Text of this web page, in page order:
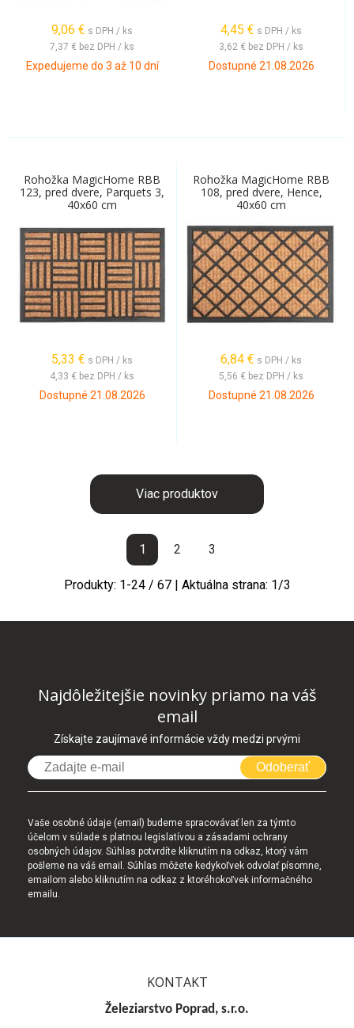
9,06 € s DPH / ks
7,37 € bez DPH / ks
Expedujeme do 3 až 10 dní
4,45 € s DPH / ks
3,62 € bez DPH / ks
Dostupné 21.08.2026
Rohožka MagicHome RBB
123, pred dvere, Parquets 3,
40x60 cm
5,33 € s DPH / ks
4,33 € bez DPH / ks
Dostupné 21.08.2026
Rohožka MagicHome RBB
108, pred dvere, Hence,
40x60 cm
6,84 € s DPH / ks
5,56 € bez DPH / ks
Dostupné 21.08.2026
Viac produktov
1 2 3
Produkty: 1-24/ 67| Aktuálna strana: 1/3
Najdôležitejšie novinky priamo na váš
email
Získajte zaujímavé informácie vždy medzi prvými
Odoberať
Vaše osobné údaje (email) budeme spracovávať len za týmto
účelom v súlade s platnou legislatívou a zásadami ochrany
osobných údajov. Súhlas potvrdíte kliknutím na odkaz, ktorý vám
pošleme na váš email. Súhlas môžete kedykoľvek odvolať písomne,
emailom alebo kliknutím na odkaz z ktoréhokoľvek informačného
emailu.
KONTAKT
Železiarstvo Poprad, s.r.o.